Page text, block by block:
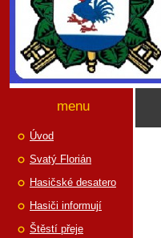
menu
Úvod
Svatý Florián
Hasičské desatero
Hasiči informují
Štěstí přeje